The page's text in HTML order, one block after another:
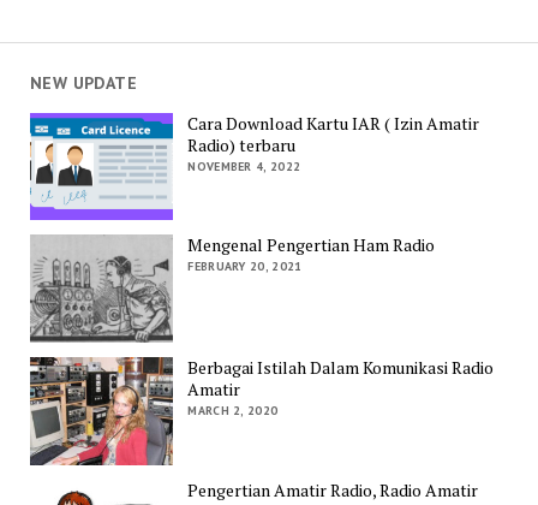
NEW UPDATE
Cara Download Kartu IAR ( Izin Amatir
Radio) terbaru
NOVEMBER 4, 2022
Mengenal Pengertian Ham Radio
FEBRUARY 20, 2021
Berbagai Istilah Dalam Komunikasi Radio
Amatir
MARCH 2, 2020
Pengertian Amatir Radio, Radio Amatir